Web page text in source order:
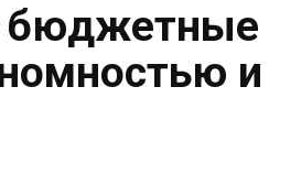
бюджетные
и